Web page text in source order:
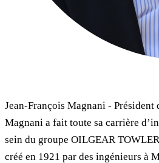
Jean-François Magnani - Président
Magnani a fait toute sa carrière
sein du groupe OILGEAR
créé en 1921 par des ingénieurs à